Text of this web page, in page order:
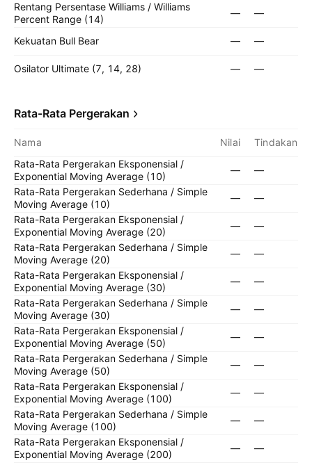
Rentang Persentase Williams / Williams
Percent Range (14)
— —
Kekuatan Bull Bear — —
Osilator Ultimate (7, 14, 28) — —
Rata-Rata Pergerakan
Nama Nilai
Tindakan
Rata-Rata Pergerakan Eksponensial /
Exponential Moving Average (10)
—
—
Rata-Rata Pergerakan Sederhana / Simple
Moving Average (10)
—
—
Rata-Rata Pergerakan Eksponensial /
Exponential Moving Average (20)
—
—
Rata-Rata Pergerakan Sederhana / Simple
Moving Average (20)
—
—
Rata-Rata Pergerakan Eksponensial /
Exponential Moving Average (30)
—
—
Rata-Rata Pergerakan Sederhana / Simple
Moving Average (30)
—
—
Rata-Rata Pergerakan Eksponensial /
Exponential Moving Average (50)
—
—
Rata-Rata Pergerakan Sederhana / Simple
Moving Average (50)
—
—
Rata-Rata Pergerakan Eksponensial /
Exponential Moving Average (100)
—
—
Rata-Rata Pergerakan Sederhana / Simple
Moving Average (100)
—
—
Rata-Rata Pergerakan Eksponensial /
Exponential Moving Average (200)
—
—